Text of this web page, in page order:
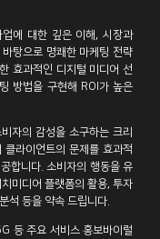
업에 대한 깊은 이해, 시장과
탕으로 명쾌한 마케팅 전략
효과적인 디지털 미디어 선
방법을 구현해 ROI가 높은
자의 감성을 소구하는 크리
라이언트의 문제를 효과적
합니다. 소비자의 행동을 유
미디어 플랫폼의 활용, 투자
석 등을 약속 드립니다.
등 주요 서비스 홍보바이럴